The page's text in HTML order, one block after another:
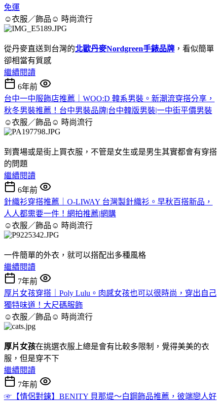
免運
☺衣服／飾品☺ 時尚流行
從丹麥直送到台灣的北歐丹麥Nordgreen手錶品牌 ，看似簡單
卻相當有質感
繼續閱讀
6年前
台中一中服飾店推薦｜WOO:D 韓系男裝。新潮流穿搭分享，
秋冬男裝推薦！台中男裝品牌|台中韓版男裝|一中街平價男裝
☺衣服／飾品☺ 時尚流行
到賣場或是街上買衣服，不管是女生或是男生其實都會有穿搭
的問題
繼續閱讀
6年前
針織衫穿搭推薦｜O-LIWAY 台灣製針織衫。早秋百搭新品，
人人都需要一件！網拍推薦|網購
☺衣服／飾品☺ 時尚流行
一件簡單的外衣，就可以搭配出多種風格
繼續閱讀
7年前
厚片女孩穿搭｜Poly Lulu。肉感女孩也可以很時尚，穿出自己
獨特味道！大尺碼服飾
☺衣服／飾品☺ 時尚流行
厚片女孩在挑選衣服上總是會有比較多限制，覺得美美的衣
服，但是穿不下
繼續閱讀
7年前
☞【情侶對鍊】BENITY 貝那堤～白鋼飾品推薦，彼端戀人好